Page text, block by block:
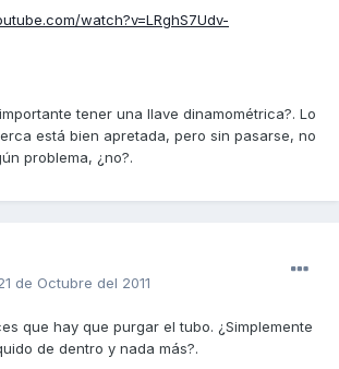
watch?v=LRghS7Udv-
tener una llave dinamométrica?. Lo
está bien apretada, pero sin pasarse, no
problema, ¿no?.
de Octubre del 2011
que hay que purgar el tubo. ¿Simplemente
de dentro y nada más?.